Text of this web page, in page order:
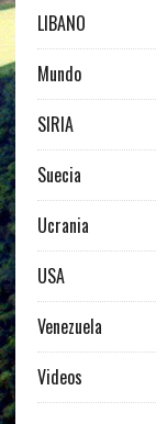
LIBANO
Mundo
SIRIA
Suecia
Ucrania
USA
Venezuela
Videos